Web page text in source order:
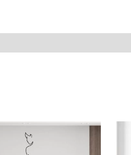
המחיר
המחיר
הנוכחי
הוא:
₪299.00.